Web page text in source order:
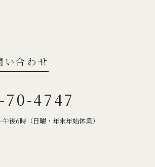
い合わせ
70-4747
後6時（日曜・年末年始休業）